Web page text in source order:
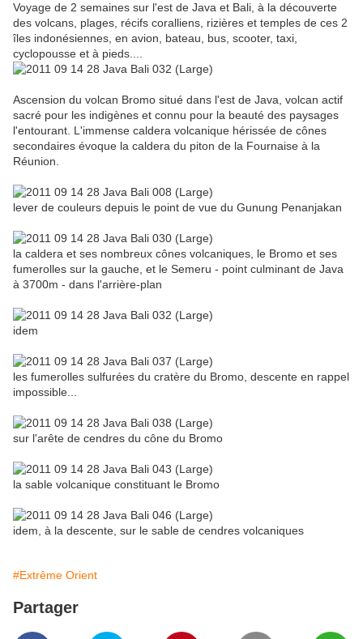
Voyage de 2 semaines sur l'est de Java et Bali, à la découverte
des volcans, plages, récifs coralliens, rizières et temples de ces 2
îles indonésiennes, en avion, bateau, bus, scooter, taxi,
cyclopousse et à pieds....
Ascension du volcan Bromo situé dans l'est de Java, volcan actif
sacré pour les indigènes et connu pour la beauté des paysages
l'entourant. L'immense caldera volcanique hérissée de cônes
secondaires évoque la caldera du piton de la Fournaise à la
Réunion.
lever de couleurs depuis le point de vue du Gunung Penanjakan
la caldera et ses nombreux cônes volcaniques, le Bromo et ses
fumerolles sur la gauche, et le Semeru - point culminant de Java
à 3700m - dans l'arrière-plan
idem
les fumerolles sulfurées du cratère du Bromo, descente en rappel
impossible...
sur l'arête de cendres du cône du Bromo
la sable volcanique constituant le Bromo
idem, à la descente, sur le sable de cendres volcaniques
#Extrême Orient
Partager